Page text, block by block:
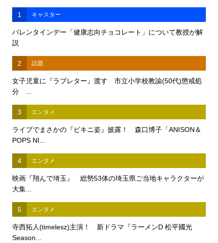
1 キャスター
バレンタインデー「健康志向チョコレート」について教授が解
説
2 話題
女子児童に『ラブレター』渡す 市立小学校教諭(50代)懲戒処
分 ...
3 エンタメ
ライブでまさかの『ビキニ姿』披露！ 森口博子「ANISON＆
POPS NI...
4 エンタメ
映画『翔んで埼玉』 総勢53体の埼玉県ご当地キャラクターが
大集...
5 エンタメ
寺西拓人(timelesz)主演！ 新ドラマ『ラーメンD 松平國光
Season...